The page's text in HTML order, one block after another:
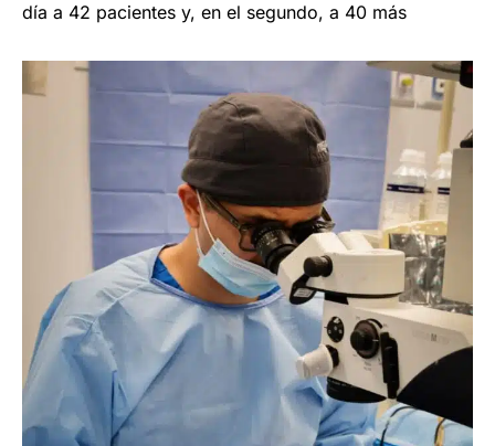
día a 42 pacientes y, en el segundo, a 40 más